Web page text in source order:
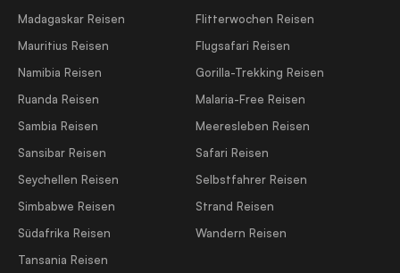
Madagaskar Reisen
Mauritius Reisen
Namibia Reisen
Ruanda Reisen
Sambia Reisen
Sansibar Reisen
Seychellen Reisen
Simbabwe Reisen
Südafrika Reisen
Tansania Reisen
Flitterwochen Reisen
Flugsafari Reisen
Gorilla-Trekking Reisen
Malaria-Free Reisen
Meeresleben Reisen
Safari Reisen
Selbstfahrer Reisen
Strand Reisen
Wandern Reisen